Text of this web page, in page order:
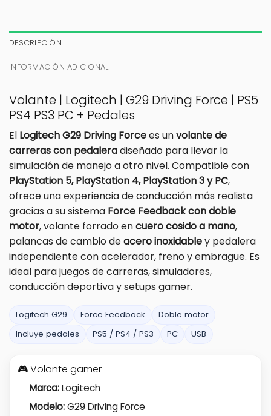
DESCRIPCIÓN
INFORMACIÓN ADICIONAL
Volante | Logitech | G29 Driving Force | PS5
PS4 PS3 PC + Pedales
El Logitech G29 Driving Forcees unvolante de
carreras con pedaleradiseñado para llevar la
simulación de manejo a otro nivel. Compatible con
PlayStation 5, PlayStation 4, PlayStation 3 y PC,
ofrece una experiencia de conducción más realista
gracias a su sistema Force Feedback con doble
motor, volante forrado encuero cosido a mano,
palancas de cambio deacero inoxidabley pedalera
independiente con acelerador, freno y embrague. Es
ideal para juegos de carreras, simuladores,
conducción deportiva y setups gamer.
Logitech G29 Force Feedback
Doble motor
Incluye pedales
PS5 / PS4 / PS3 PC USB
🎮 Volante gamer
Marca:Logitech
Modelo:G29 Driving Force